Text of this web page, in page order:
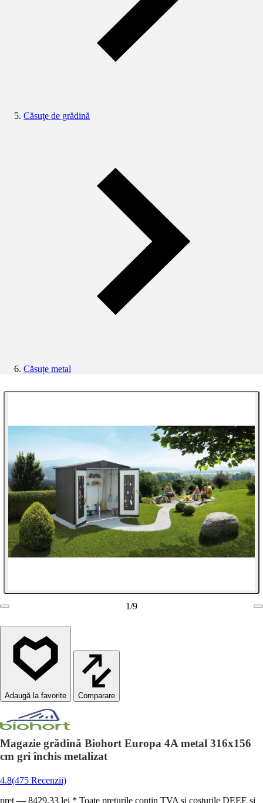
Căsuţe de grădină
Căsuțe metal
1/9
Comparare
Magazie grădină Biohort Europa 4A metal 316x156
cm gri închis metalizat
4.8(475 Recenzii)
preț — 8429,33 lei * Toate prețurile conțin TVA și costurile DEEE și